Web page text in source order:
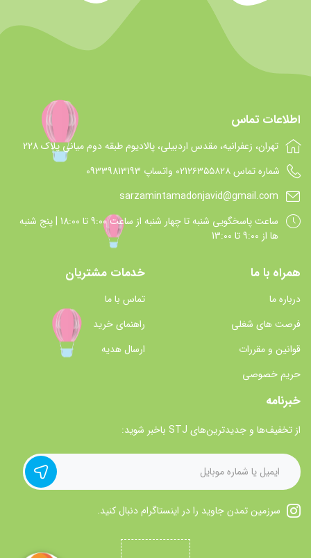
اطلاعات تماس
تهران، زعفرانیه، مقدس اردبیلی، پالادیوم طبقه دوم میانی پلاک 228
شماره تماس 021۲۶۳۵۵۸۲۸ واتساپ 09339813193
sarzamintamadonjavid@gmail.com
ساعت پاسخگويي شنبه تا چهار شنبه از ساعت 9:00 تا 18:00 | پنج شنبه
ها از 9:00 تا 13:00
همراه با ما
درباره ما
فرصت های شغلی
قوانین و مقررات
حریم خصوصی
خدمات مشتریان
تماس با ما
راهنمای خرید
ارسال هدیه
خبرنامه
از تخفیف‌ها و جدیدترین‌های STJ باخبر شوید:
سرزمین تمدن جاوید را در اینستاگرام دنبال کنید.